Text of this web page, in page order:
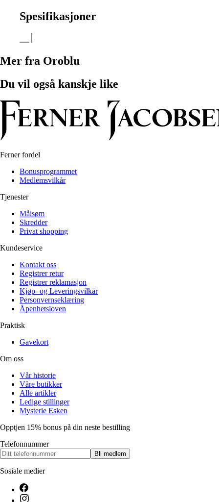
Spesifikasjoner
Mer fra Oroblu
Du vil også kanskje like
Ferner fordel
Bonusprogrammet
Medlemsvilkår
Tjenester
Målsøm
Skredder
Privat shopping
Kundeservice
Kontakt oss
Registrer retur
Registrer reklamasjon
Kjøp- og Leveringsvilkår
Personvernseklæring
Åpenhetsloven
Praktisk
Gavekort
Om oss
Vår historie
Våre butikker
Alle artikler
Ledige stillinger
Mysterie Esken
Opptjen 15% bonus på din neste bestilling
Telefonnummer
Bli medlem
Sosiale medier